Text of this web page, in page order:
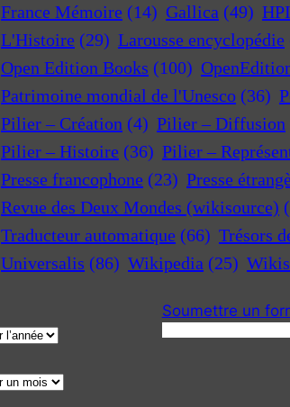
France Mémoire (14) Gallica (49) HPI
L'Histoire (29) Larousse encyclopédie
Open Edition Books (100)
Patrimoine mondial de l'Unesco (36)
Pilier – Création (4) Pilier – Diffusion
Pilier – Histoire (36) Pilier –
Presse francophone (23) Presse
Revue des Deux Mondes (wikisource)
Traducteur automatique (66) Trésors
Universalis (86) Wikipedia (25)
Soumettre un